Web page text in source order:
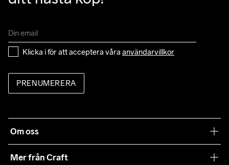
Klicka i för att acceptera våra användarvillkor
PRENUMERERA
Om oss
Mer från Craft